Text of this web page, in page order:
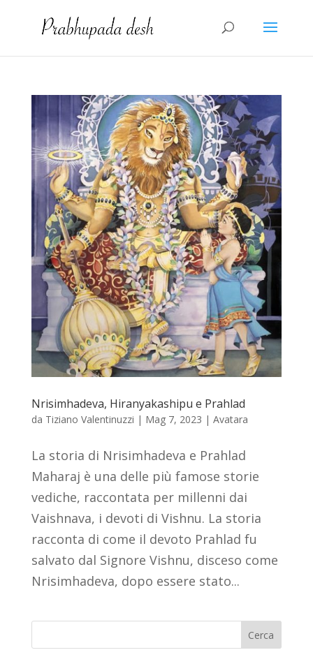
Nrisimhadeva, Hiranyakashipu e Prahlad
da Tiziano Valentinuzzi | Mag 7, 2023 | Avatara
La storia di Nrisimhadeva e Prahlad
Maharaj è una delle più famose storie
vediche, raccontata per millenni dai
Vaishnava, i devoti di Vishnu. La storia
racconta di come il devoto Prahlad fu
salvato dal Signore Vishnu, disceso come
Nrisimhadeva, dopo essere stato...
Cerca